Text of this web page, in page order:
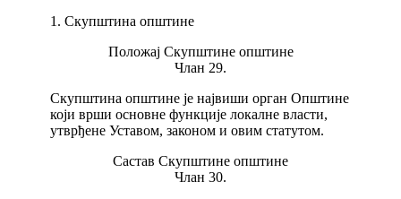
1. Скупштина општине
Положај Скупштине општине
Члан 29.
Скупштина општине је највиши орган Општине
који врши основне функције локалне власти,
утврђене Уставом, законом и овим статутом.
Састав Скупштине општине
Члан 30.